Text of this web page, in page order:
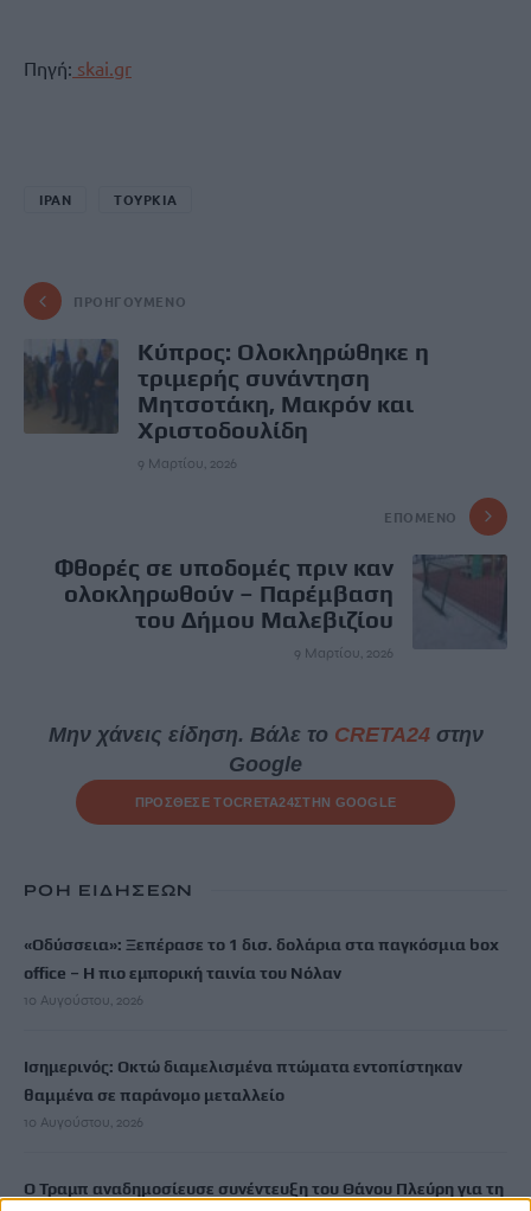
Πηγή: skai.gr
ΙΡΑΝ ΤΟΥΡΚΙΑ
ΠΡΟΗΓΟΎΜΕΝΟ
Κύπρος: Oλοκληρώθηκε η
τριμερής συνάντηση
Μητσοτάκη, Μακρόν και
Χριστοδουλίδη
9 Μαρτίου, 2026
ΕΠΌΜΕΝΟ
Φθορές σε υποδομές πριν καν
ολοκληρωθούν – Παρέμβαση
του Δήμου Μαλεβιζίου
9 Μαρτίου, 2026
Μην χάνεις είδηση. Βάλε το CRETA24στην
Google
ΠΡΟΣΘΕΣΕ ΤΟCRETA24ΣΤΗΝ GOOGLE
ΡΟΗ ΕΙΔΗΣΕΩΝ
«Οδύσσεια»: Ξεπέρασε το 1 δισ. δολάρια στα παγκόσμια box
office – Η πιο εμπορική ταινία του Νόλαν
10 Αυγούστου, 2026
Ισημερινός: Οκτώ διαμελισμένα πτώματα εντοπίστηκαν
θαμμένα σε παράνομο μεταλλείο
10 Αυγούστου, 2026
Ο Τραμπ αναδημοσίευσε συνέντευξη του Θάνου Πλεύρη για τη